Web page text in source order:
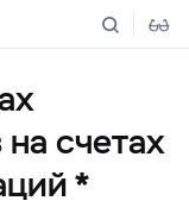
счетах
*